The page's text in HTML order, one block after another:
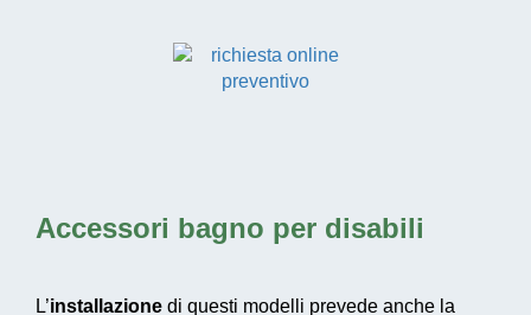
Accessori bagno per disabili
L’installazione di questi modelli prevede anche la